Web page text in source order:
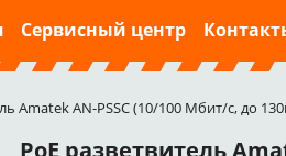
Сервисный центр
Amatek AN-PSSC (10/100 Мбит/с, до
PoE разветвитель